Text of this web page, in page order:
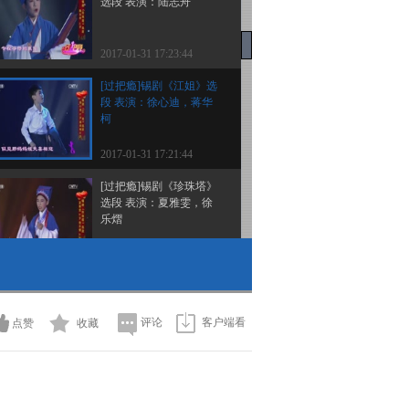
2017-01-31 17:23:44
[过把瘾]锡剧《江姐》选
段 表演：徐心迪，蒋华
柯
2017-01-31 17:21:44
[过把瘾]锡剧《珍珠塔》
选段 表演：夏雅雯，徐
乐熠
丹坪
2017-01-31 17:13:44
点赞 收藏 评论 客户端看